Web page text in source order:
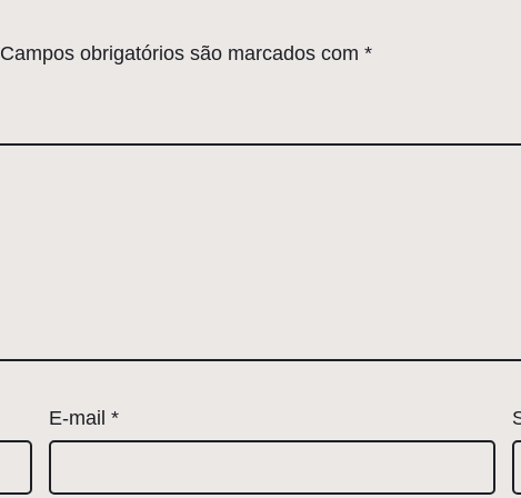
Campos obrigatórios são marcados com *
E-mail *